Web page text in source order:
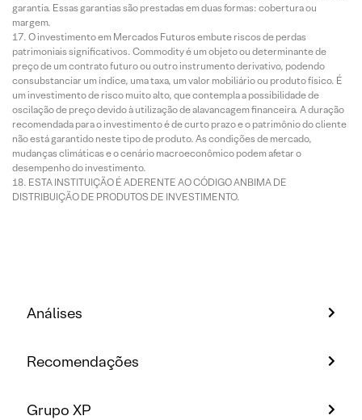
garantia. Essas garantias são prestadas em duas formas: cobertura ou
margem.
O investimento em Mercados Futuros embute riscos de perdas
patrimoniais significativos. Commodity é um objeto ou determinante de
preço de um contrato futuro ou outro instrumento derivativo, podendo
consubstanciar um índice, uma taxa, um valor mobiliário ou produto físico. É
um investimento de risco muito alto, que contempla a possibilidade de
oscilação de preço devido à utilização de alavancagem financeira. A duração
recomendada para o investimento é de curto prazo e o patrimônio do cliente
não está garantido neste tipo de produto. As condições de mercado,
mudanças climáticas e o cenário macroeconômico podem afetar o
desempenho do investimento.
ESTA INSTITUIÇÃO É ADERENTE AO CÓDIGO ANBIMA DE
DISTRIBUIÇÃO DE PRODUTOS DE INVESTIMENTO.
Análises
Recomendações
Grupo XP